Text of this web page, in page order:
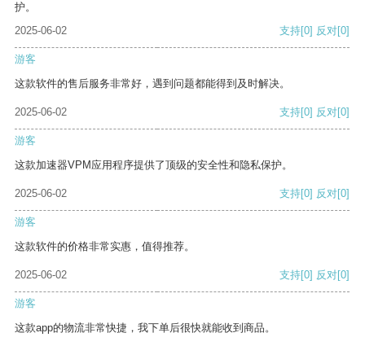
护。
2025-06-02
支持[0] 反对[0]
游客
这款软件的售后服务非常好，遇到问题都能得到及时解决。
2025-06-02 支持[0] 反对[0]
游客
这款加速器VPM应用程序提供了顶级的安全性和隐私保护。
2025-06-02 支持[0] 反对[0]
游客
这款软件的价格非常实惠，值得推荐。
2025-06-02 支持[0] 反对[0]
游客
这款app的物流非常快捷，我下单后很快就能收到商品。